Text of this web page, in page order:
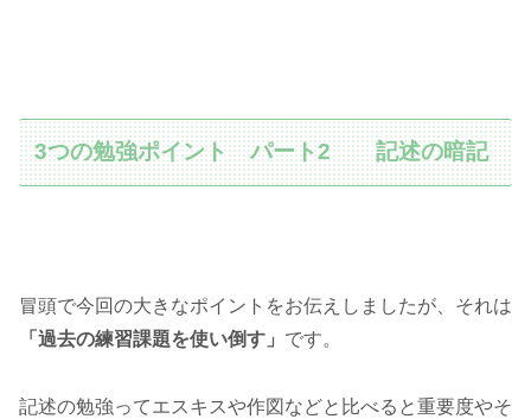
3つの勉強ポイント パート2 記述の暗記
冒頭で今回の大きなポイントをお伝えしましたが、それは
「過去の練習課題を使い倒す」 です。
記述の勉強ってエスキスや作図などと比べると重要度やそ